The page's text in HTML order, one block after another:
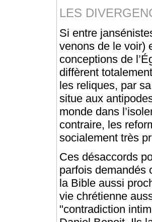
LES
Si entre
venons de le voir)
conceptions de
diffèrent
les reliques, par
situe aux
monde dans
contraire, les
socialement très
Ces désaccords
parfois demandés
la Bible aussi
vie chrétienne
"contradiction